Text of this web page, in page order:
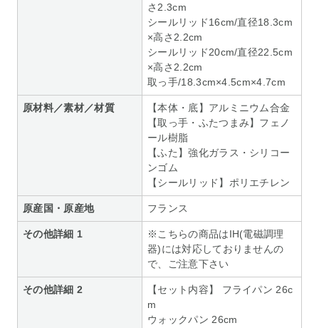
さ2.3cm
シールリッド16cm/直径18.3cm
×高さ2.2cm
シールリッド20cm/直径22.5cm
×高さ2.2cm
取っ手/18.3cm×4.5cm×4.7cm
原材料／素材／材質
【本体・底】アルミニウム合金
【取っ手・ふたつまみ】フェノ
ール樹脂
【ふた】強化ガラス・シリコー
ンゴム
【シールリッド】ポリエチレン
原産国・原産地 フランス
その他詳細 1
※こちらの商品はIH(電磁調理
器)には対応しておりませんの
で、ご注意下さい
その他詳細 2
【セット内容】 フライパン 26c
m
ウォックパン 26cm